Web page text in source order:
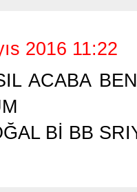
2016 11:22
ACABA
Bİ BB